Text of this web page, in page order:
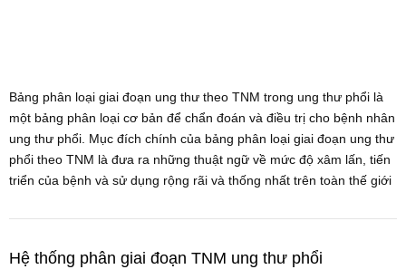
Bảng phân loại giai đoạn ung thư theo TNM trong ung thư phổi là
một bảng phân loại cơ bản để chẩn đoán và điều trị cho bệnh nhân
ung thư phổi. Mục đích chính của bảng phân loại giai đoạn ung thư
phổi theo TNM là đưa ra những thuật ngữ về mức độ xâm lấn, tiến
triển của bệnh và sử dụng rộng rãi và thống nhất trên toàn thế giới
Hệ thống phân giai đoạn TNM ung thư phổi